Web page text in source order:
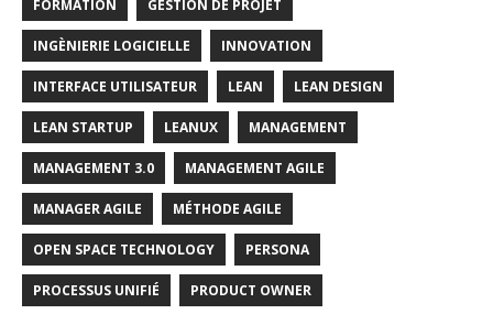
FORMATION GESTION DE PROJET
INGÈNIERIE LOGICIELLE INNOVATION
INTERFACE UTILISATEUR LEAN LEAN DESIGN
LEAN STARTUP LEANUX MANAGEMENT
MANAGEMENT 3.0 MANAGEMENT AGILE
MANAGER AGILE MÉTHODE AGILE
OPEN SPACE TECHNOLOGY PERSONA
PROCESSUS UNIFIÉ PRODUCT OWNER